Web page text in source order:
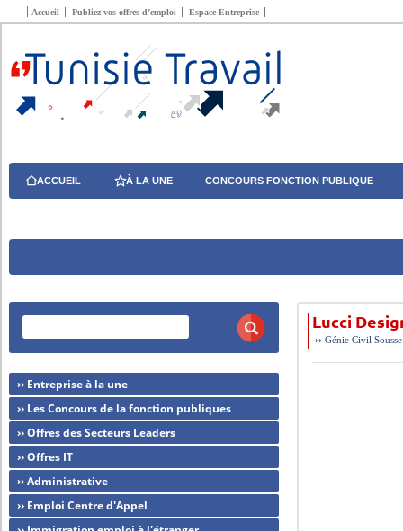
Accueil Publiez vos offres d’emploi Espace Entreprise
ACCUEIL À LA UNE CONCOURS FONCTION PUBLIQUE
Lucci
››Génie Civil Sousse
›› Entreprise à la une
›› Les Concours de la fonction publiques
›› Offres des Secteurs Leaders
›› Offres IT
›› Administrative
›› Emploi Centre d'Appel